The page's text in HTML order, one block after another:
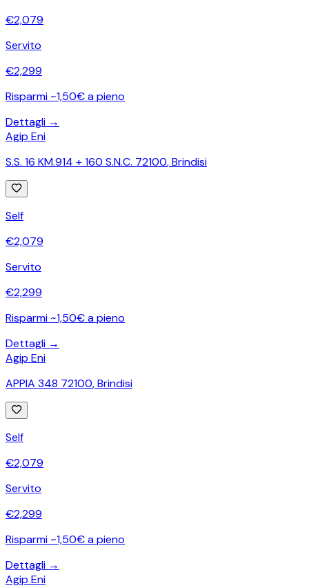
€2,079
Servito
€2,299
Risparmi ~1,50€ a pieno
Dettagli →
Agip Eni
S.S. 16 KM.914 + 160 S.N.C. 72100,Brindisi
Self
€2,079
Servito
€2,299
Risparmi ~1,50€ a pieno
Dettagli →
Agip Eni
APPIA 348 72100,Brindisi
Self
€2,079
Servito
€2,299
Risparmi ~1,50€ a pieno
Dettagli →
Agip Eni